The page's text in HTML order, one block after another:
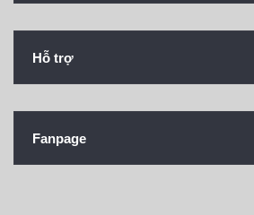
Hỗ trợ
Fanpage